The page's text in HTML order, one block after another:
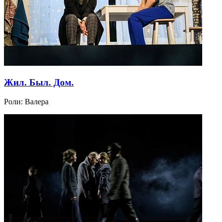
Жил. Был. Дом.
Роли: Валера